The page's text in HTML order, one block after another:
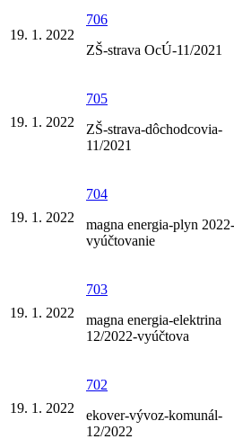
19. 1. 2022
706
ZŠ-strava OcÚ-11/2021
19. 1. 2022
705
ZŠ-strava-dôchodcovia-
11/2021
19. 1. 2022
704
magna energia-plyn 2022-
vyúčtovanie
19. 1. 2022
703
magna energia-elektrina
12/2022-vyúčtova
19. 1. 2022
702
ekover-vývoz-komunál-
12/2022